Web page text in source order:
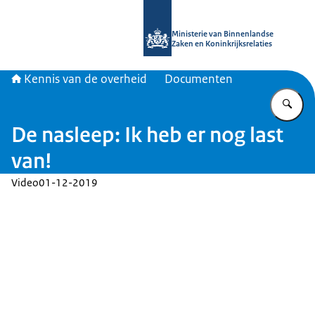
Ministerie van Binnenlandse
Zaken en Koninkrijksrelaties
Kennis van de overheid Documenten
De nasleep: Ik heb er nog last
van!
Video01-12-2019